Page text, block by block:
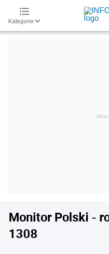
Kategorie
Monitor Polski -
1308